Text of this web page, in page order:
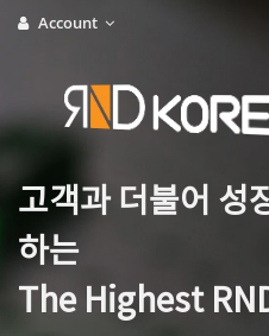
Account
고객과 더불어 성
하는
The Highest